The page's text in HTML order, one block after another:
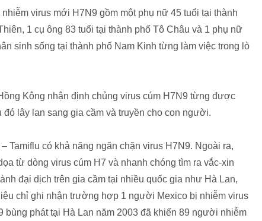
virus mới H7N9 gồm một phụ nữ 45 tuổi tại thành
1 cụ ông 83 tuổi tại thành phố Tô Châu và 1 phụ nữ
sinh sống tại thành phố Nam Kinh từng làm việc trong lò
Kông nhận định chủng virus cúm H7N9 từng được
lây lan sang gia cầm và truyền cho con người.
Tamiflu có khả năng ngăn chặn virus H7N9. Ngoài ra,
từ dòng virus cúm H7 và nhanh chóng tìm ra vắc-xin
đại dịch trên gia cầm tại nhiều quốc gia như Hà Lan,
chỉ ghi nhận trường hợp 1 người Mexico bị nhiễm virus
bùng phát tại Hà Lan năm 2003 đã khiến 89 người nhiễm